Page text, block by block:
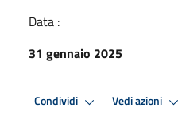
Data :
31 gennaio 2025
Condividi Vedi azioni